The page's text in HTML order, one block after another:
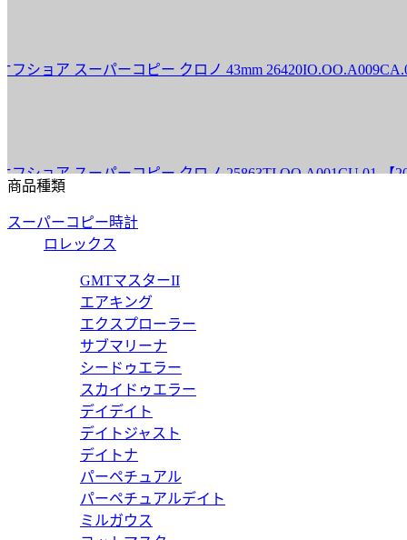
ア スーパーコピー クロノ 43mm 26420IO.OO.A009CA.01
ア スーパーコピー クロノ 25863TI.OO.A001CU.01 【2022
ア スーパーコピー クロノ 26420SO.OO.A600CA.01 【2022
ア スーパーコピー ダイバー 15720ST.OO.A009CA.01 【
ア スーパーコピー クロノ 26420SO.OO.A002CA.01 【2022
商品種類
スーパーコピー時計
ロレックス
GMTマスターII
エアキング
エクスプローラー
サブマリーナ
シードゥエラー
スカイドゥエラー
デイデイト
デイトジャスト
デイトナ
パーペチュアル
パーペチュアルデイト
ミルガウス